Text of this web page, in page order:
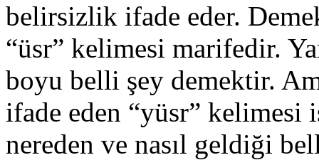
belirsizlik ifade eder.
“üsr” kelimesi marifedir.
boyu belli şey demektir.
ifade eden “yüsr” kelimesi
nereden ve nasıl geldiği